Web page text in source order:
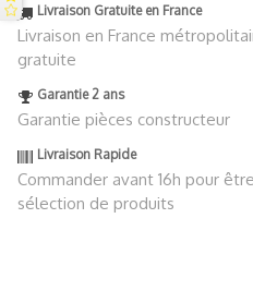
Livraison Gratuite en France
Livraison en France
gratuite
Garantie 2 ans
Garantie pièces constructeur
Livraison Rapide
Commander avant 16h pour
sélection de produits